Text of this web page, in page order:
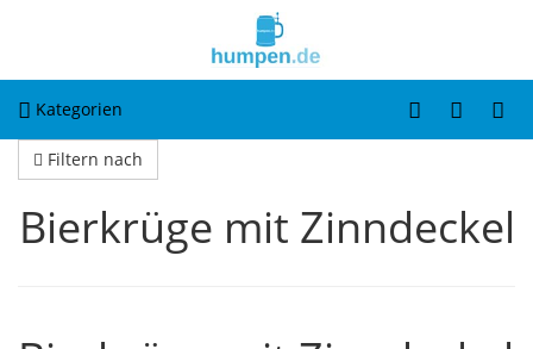
Kategorien
Filtern nach
Bierkrüge mit Zinndeckel